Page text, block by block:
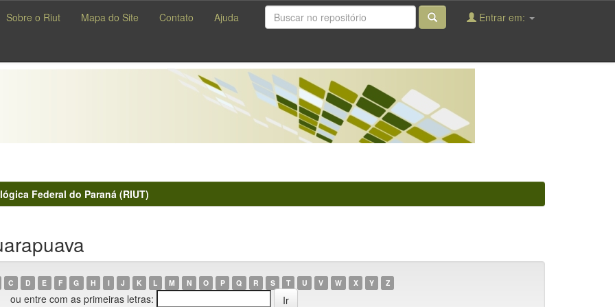
Sobre o Riut Mapa do Site Contato Ajuda Entrar em:
Federal do Paraná (RIUT)
C D E F G H I J K L M N O P Q R S T U V W X Y Z
ou entre com as primeiras letras: